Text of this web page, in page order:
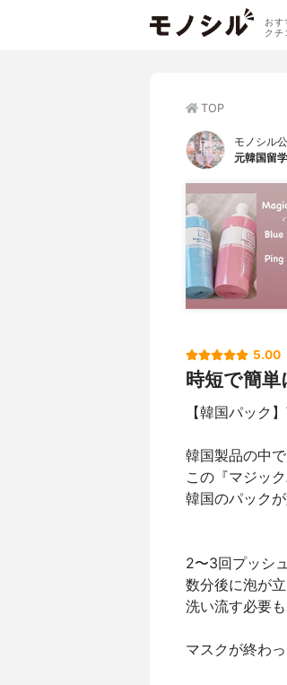
おす
クチ
TOP
モノシル
元韓国留
5.00
時短で簡
【韓国パック
韓国製品の中
この『マジッ
韓国のパック
2〜3回プッシ
数分後に泡が
洗い流す必要
マスクが終わ